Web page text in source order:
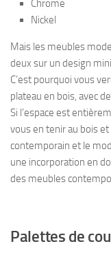
Chrome
Nickel
Mais les meubles
deux sur un design
C’est pourquoi vous
plateau en bois, avec
Si l’espace est
vous en tenir au bois et
contemporain et le
une incorporation en
des meubles
Palettes de